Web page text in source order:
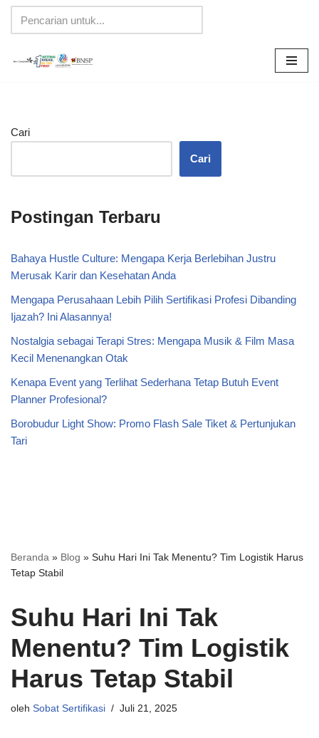
Lompat
Cari
Cari
Postingan Terbaru
Bahaya Hustle Culture: Mengapa Kerja Berlebihan Justru
Merusak Karir dan Kesehatan Anda
Mengapa Perusahaan Lebih Pilih Sertifikasi Profesi Dibanding
Ijazah? Ini Alasannya!
Nostalgia sebagai Terapi Stres: Mengapa Musik & Film Masa
Kecil Menenangkan Otak
Kenapa Event yang Terlihat Sederhana Tetap Butuh Event
Planner Profesional?
Borobudur Light Show: Promo Flash Sale Tiket & Pertunjukan
Tari
Beranda » Blog » Suhu Hari Ini Tak Menentu? Tim Logistik Harus
Tetap Stabil
Suhu Hari Ini Tak
Menentu? Tim Logistik
Harus Tetap Stabil
oleh Sobat Sertifikasi Juli 21, 2025